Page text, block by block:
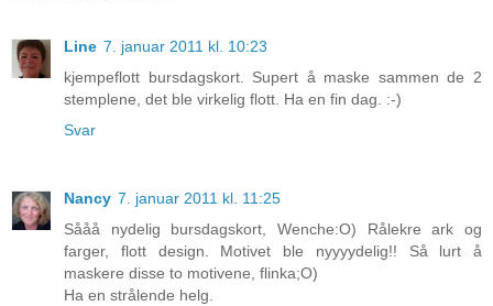
Line 7. januar 2011 kl. 10:23
kjempeflott bursdagskort. Supert å maske sammen de 2
stemplene, det ble virkelig flott. Ha en fin dag. :-)
Svar
Nancy 7. januar 2011 kl. 11:25
Sååå nydelig bursdagskort, Wenche:O) Rålekre ark og
farger, flott design. Motivet ble nyyyydelig!! Så lurt å
maskere disse to motivene, flinka;O)
Ha en strålende helg.